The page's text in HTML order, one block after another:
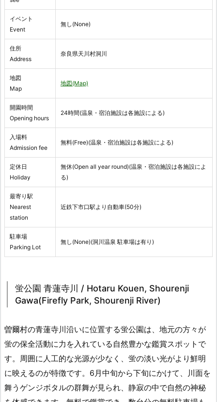
イベント
Event
無し(None)
住所
Address
奈良県天川村洞川
地図
Map
地図(Map)
開園時間
Opening hours
24時間(温泉・宿泊施設は各施設による)
入場料
Admission fee
無料(Free)(温泉・宿泊施設は各施設による)
定休日
Holiday
無休(Open all year round)(温泉・宿泊施設は各施設によ
る)
最寄り駅
Nearest
station
近鉄下市口駅より自動車(50分)
駐車場
Parking Lot
無し(None)(洞川温泉 駐車場は有り)
蛍公園 青蓮寺川 / Hotaru Kouen, Shourenji
Gawa(Firefly Park, Shourenji River)
曽爾村の青蓮寺川沿いに位置する蛍公園は、地元の方々が
蛍の保全活動に力を入れている自然豊かな鑑賞スポットで
す。周囲に人工的な光源が少なく、蛍の淡い光がより鮮明
に映えるのが特徴です。6月中旬から下旬にかけて、川面を
舞うゲンジボタルの群舞が見られ、静寂の中で自然の神秘